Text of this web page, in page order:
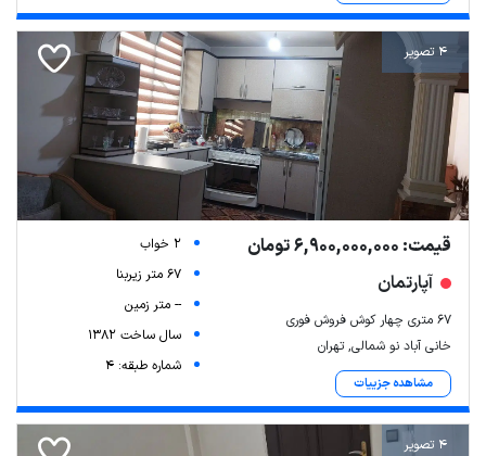
4 تصویر
قیمت: 6,900,000,000 تومان
آپارتمان
۶۷ متری چهار کوش فروش فوری
خانی آباد نو شمالی, تهران
مشاهده جزییات
2 خواب
67 متر زیربنا
-- متر زمین
سال ساخت 1382
شماره طبقه: 4
4 تصویر